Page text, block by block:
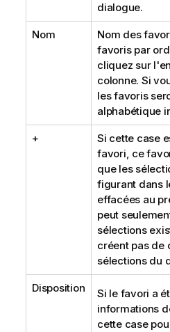
dialogue.
Nom
Nom des
favoris par
cliquez sur
colonne. Si
les favoris
alphabétique
+
Si cette case
favori, ce
que les
figurant dans
effacées au
peut
sélections
créent pas de
sélections du
Disposition
Si le favori a
informations
cette case